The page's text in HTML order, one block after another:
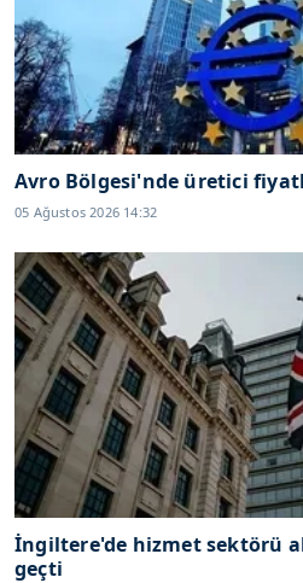
Avro Bölgesi'nde üretici
05 Ağustos 2026 14:32
İngiltere'de hizmet sektörü
geçti